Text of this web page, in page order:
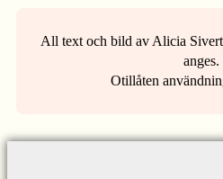
All text och bild av Alicia
anges.
Otillåten